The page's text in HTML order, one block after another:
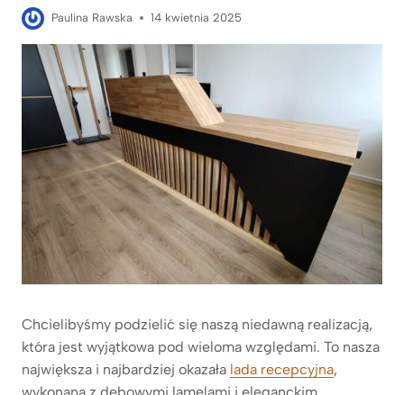
Paulina Rawska 14 kwietnia 2025
Chcielibyśmy podzielić się naszą niedawną realizacją,
która jest wyjątkowa pod wieloma względami. To nasza
największa i najbardziej okazała lada recepcyjna,
wykonana z dębowymi lamelami i eleganckim